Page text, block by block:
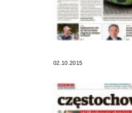
02.10.2015